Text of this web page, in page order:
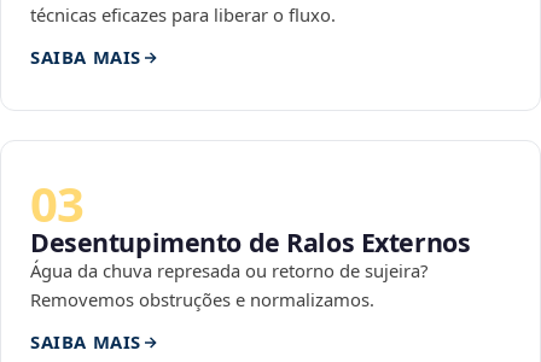
técnicas eficazes para liberar o fluxo.
SAIBA MAIS
03
Desentupimento de Ralos Externos
Água da chuva represada ou retorno de sujeira?
Removemos obstruções e normalizamos.
SAIBA MAIS